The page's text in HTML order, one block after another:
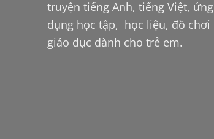
truyện tiếng Anh, tiếng Việt, ứng
dụng học tập, học liệu, đồ chơi
giáo dục dành cho trẻ em.